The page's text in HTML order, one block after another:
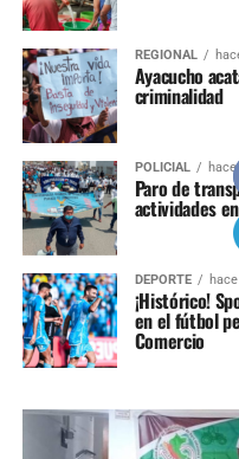
REGIONAL
Ayacucho
criminalidad
POLICIAL
Paro de
actividades
DEPORTE
¡Histórico!
en el fútbol
Comercio